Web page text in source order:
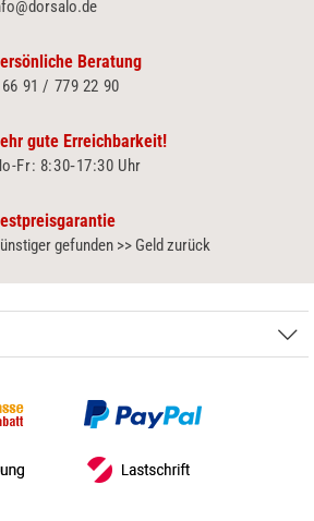
Beratung
91 / 779 22 90
gute Erreichbarkeit!
Fr: 8:30‑17:30 Uhr
gefunden >> Geld zurück